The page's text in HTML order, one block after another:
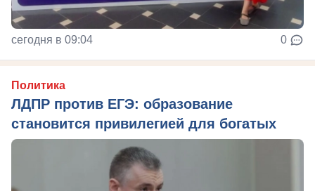
сегодня в 09:04 0
Политика
ЛДПР против ЕГЭ: образование
становится привилегией для богатых